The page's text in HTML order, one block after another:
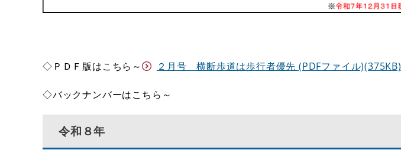
◇ＰＤＦ版はこちら～ ２月号 横断歩道は歩行者優先 (PDFファイル)(375KB)
◇バックナンバーはこちら～
令和８年